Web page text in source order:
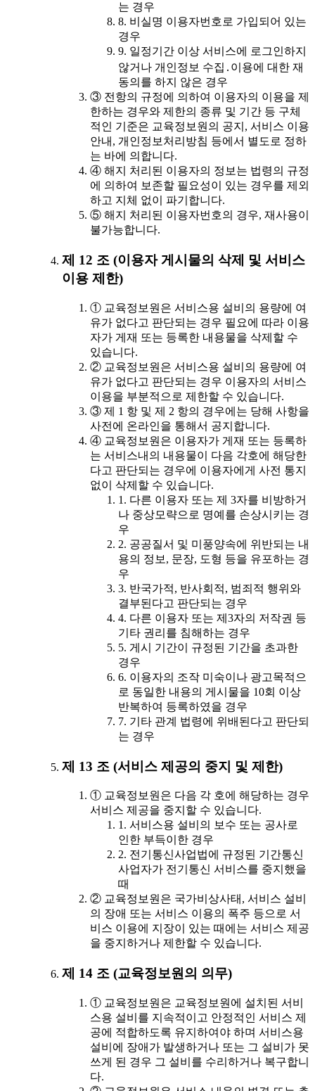
는 경우
8. 비실명 이용자번호로 가입되어 있는
경우
9. 일정기간 이상 서비스에 로그인하지
않거나 개인정보 수집․이용에 대한 재
동의를 하지 않은 경우
③ 전항의 규정에 의하여 이용자의 이용을 제
한하는 경우와 제한의 종류 및 기간 등 구체
적인 기준은 교육정보원의 공지, 서비스 이용
안내, 개인정보처리방침 등에서 별도로 정하
는 바에 의합니다.
④ 해지 처리된 이용자의 정보는 법령의 규정
에 의하여 보존할 필요성이 있는 경우를 제외
하고 지체 없이 파기합니다.
⑤ 해지 처리된 이용자번호의 경우, 재사용이
불가능합니다.
제 12 조 (이용자 게시물의 삭제 및 서비스
이용 제한)
① 교육정보원은 서비스용 설비의 용량에 여
유가 없다고 판단되는 경우 필요에 따라 이용
자가 게재 또는 등록한 내용물을 삭제할 수
있습니다.
② 교육정보원은 서비스용 설비의 용량에 여
유가 없다고 판단되는 경우 이용자의 서비스
이용을 부분적으로 제한할 수 있습니다.
③ 제 1 항 및 제 2 항의 경우에는 당해 사항을
사전에 온라인을 통해서 공지합니다.
④ 교육정보원은 이용자가 게재 또는 등록하
는 서비스내의 내용물이 다음 각호에 해당한
다고 판단되는 경우에 이용자에게 사전 통지
없이 삭제할 수 있습니다.
1. 다른 이용자 또는 제 3자를 비방하거
나 중상모략으로 명예를 손상시키는 경
우
2. 공공질서 및 미풍양속에 위반되는 내
용의 정보, 문장, 도형 등을 유포하는 경
우
3. 반국가적, 반사회적, 범죄적 행위와
결부된다고 판단되는 경우
4. 다른 이용자 또는 제3자의 저작권 등
기타 권리를 침해하는 경우
5. 게시 기간이 규정된 기간을 초과한
경우
6. 이용자의 조작 미숙이나 광고목적으
로 동일한 내용의 게시물을 10회 이상
반복하여 등록하였을 경우
7. 기타 관계 법령에 위배된다고 판단되
는 경우
제 13 조 (서비스 제공의 중지 및 제한)
① 교육정보원은 다음 각 호에 해당하는 경우
서비스 제공을 중지할 수 있습니다.
1. 서비스용 설비의 보수 또는 공사로
인한 부득이한 경우
2. 전기통신사업법에 규정된 기간통신
사업자가 전기통신 서비스를 중지했을
때
② 교육정보원은 국가비상사태, 서비스 설비
의 장애 또는 서비스 이용의 폭주 등으로 서
비스 이용에 지장이 있는 때에는 서비스 제공
을 중지하거나 제한할 수 있습니다.
제 14 조 (교육정보원의 의무)
① 교육정보원은 교육정보원에 설치된 서비
스용 설비를 지속적이고 안정적인 서비스 제
공에 적합하도록 유지하여야 하며 서비스용
설비에 장애가 발생하거나 또는 그 설비가 못
쓰게 된 경우 그 설비를 수리하거나 복구합니
다.